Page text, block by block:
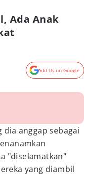
Ada Anak
Add Us on Google
dia anggap sebagai
"diselamatkan"
yang diambil